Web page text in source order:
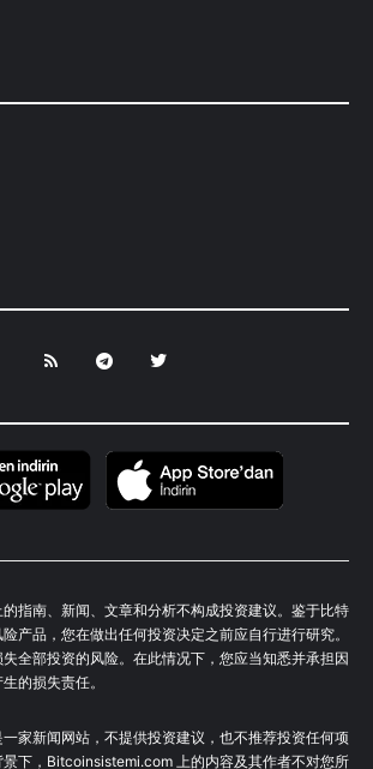
指南、新闻、文章和分析不构成投资建议。鉴于比特
产品，您在做出任何投资决定之前应自行进行研究。
全部投资的风险。在此情况下，您应当知悉并承担因
的损失责任。
家新闻网站，不提供投资建议，也不推荐投资任何项
景下，Bitcoinsistemi.com 上的内容及其作者不对您所